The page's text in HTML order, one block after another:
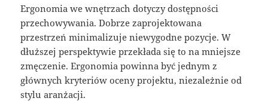
Ergonomia we wnętrzach dotyczy dostępności
przechowywania. Dobrze zaprojektowana
przestrzeń minimalizuje niewygodne pozycje. W
dłuższej perspektywie przekłada się to na mniejsze
zmęczenie. Ergonomia powinna być jednym z
głównych kryteriów oceny projektu, niezależnie od
stylu aranżacji.